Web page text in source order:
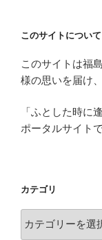
も
コ
ラ
フ
ェ
参
加
し
このサイトについて
このサイトは福
様の思いを届け、
「ふとした時に
ポータルサイトで
カテゴリ
テ